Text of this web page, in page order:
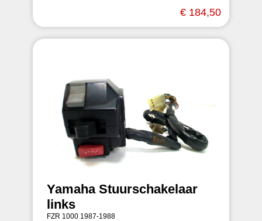
€ 184,50
Yamaha Stuurschakelaar
links
FZR 1000 1987-1988